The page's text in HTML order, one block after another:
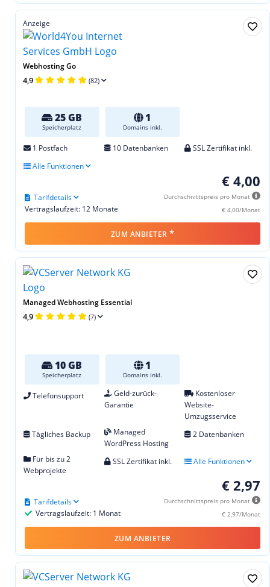
Anzeige
Webhosting Go
4,9 (82)
25 GB
Speicherplatz
1
Domains inkl.
1 Postfach 10 Datenbanken
SSL Zertifikat inkl.
Alle Funktionen
€ 4,00
Durchschnittspreis pro Monat
€ 4,00/Monat
Vertragslaufzeit: 12 Monate
Tarifdetails
ZUM ANBIETER *
Managed Webhosting Essential
4,9 (7)
10 GB
Speicherplatz
1
Domains inkl.
Telefonsupport
Geld-zurück-
Garantie
Kostenloser
Website-
Umzugsservice
Tägliches Backup
Managed
WordPress Hosting
2 Datenbanken
Für bis zu 2
Webprojekte
SSL Zertifikat inkl. Alle Funktionen
€ 2,97
Durchschnittspreis pro Monat
€ 2,97/Monat
Vertragslaufzeit: 1 Monat
Tarifdetails
ZUM ANBIETER